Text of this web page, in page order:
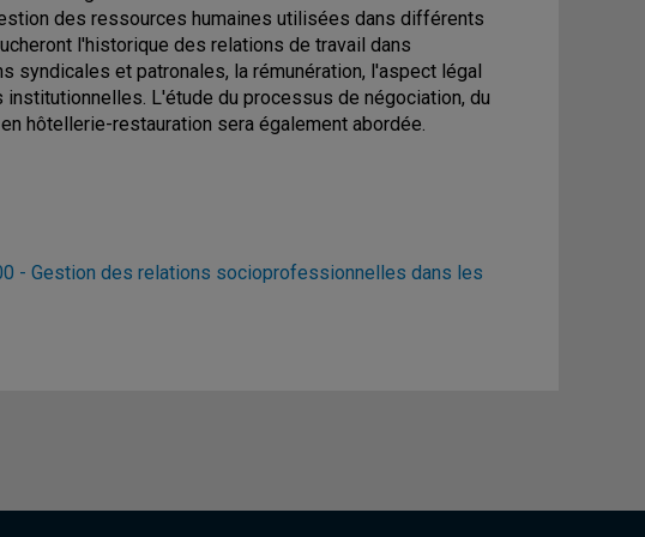
des ressources humaines utilisées dans différents
l'historique des relations de travail dans
et patronales, la rémunération, l'aspect légal
L'étude du processus de négociation, du
hôtellerie-restauration sera également abordée.
- Gestion des relations socioprofessionnelles dans les